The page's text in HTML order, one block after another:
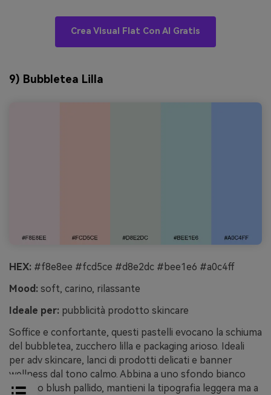
Crea Visual Flat Con AI Gratis
9) Bubbletea Lilla
HEX: #f8e8ee #fcd5ce #d8e2dc #bee1e6 #a0c4ff
Mood: soft, carino, rilassante
Ideale per: pubblicità prodotto skincare
Soffice e confortante, questi pastelli evocano la schiuma
del bubbletea, zucchero lilla e packaging arioso. Ideali
per adv skincare, lanci di prodotti delicati e banner
wellness dal tono calmo. Abbina a uno sfondo bianco
pulito o blush pallido, mantieni la tipografia leggera ma a